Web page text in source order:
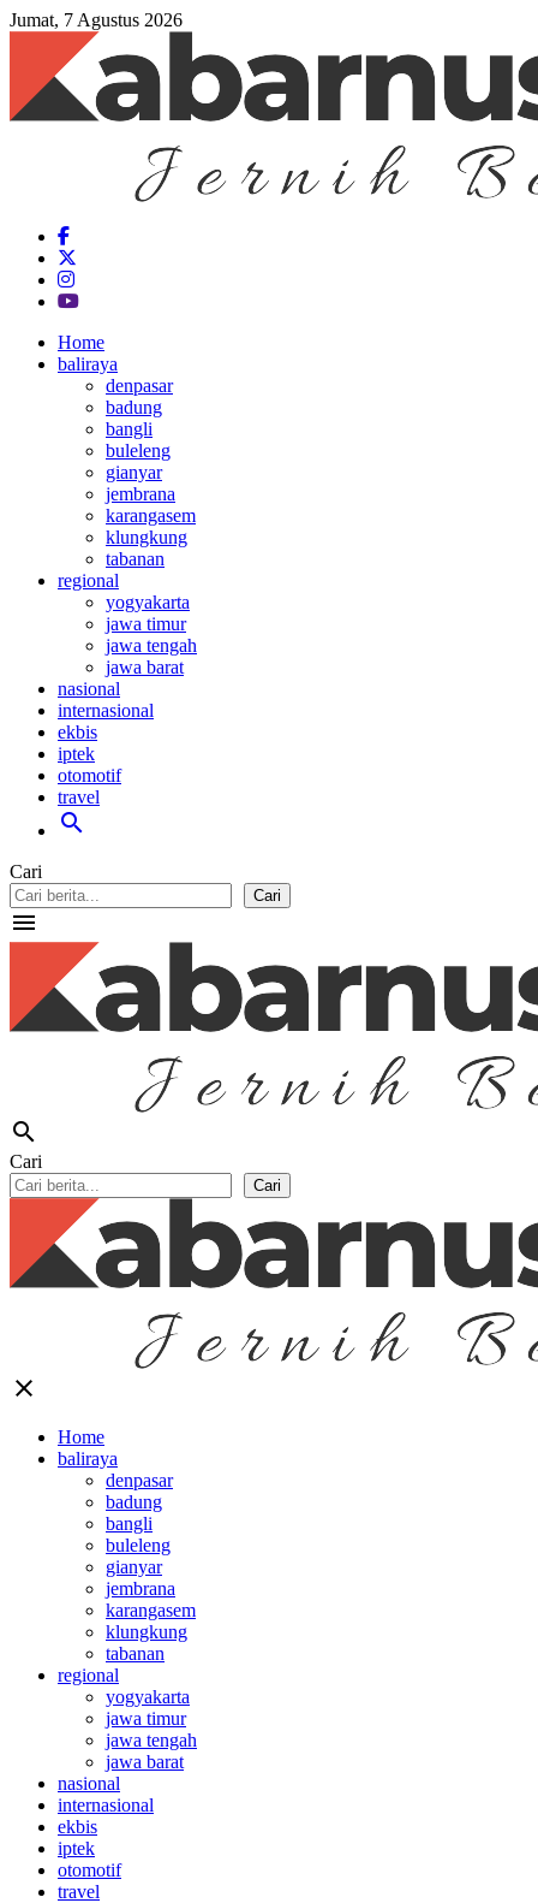
Jumat, 7 Agustus 2026
Home
baliraya
denpasar
badung
bangli
buleleng
gianyar
jembrana
karangasem
klungkung
tabanan
regional
yogyakarta
jawa timur
jawa tengah
jawa barat
nasional
internasional
ekbis
iptek
otomotif
travel
search
Cari
Cari
menu
search
Cari
Cari
close
Home
baliraya
denpasar
badung
bangli
buleleng
gianyar
jembrana
karangasem
klungkung
tabanan
regional
yogyakarta
jawa timur
jawa tengah
jawa barat
nasional
internasional
ekbis
iptek
otomotif
travel